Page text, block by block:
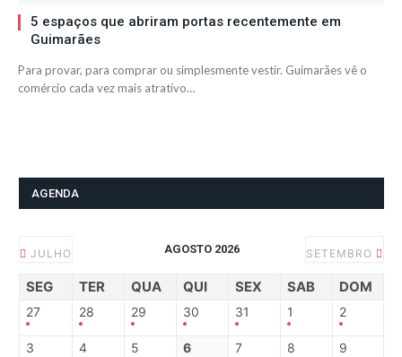
5 espaços que abriram portas recentemente em
Guimarães
Para provar, para comprar ou simplesmente vestir. Guimarães vê o
comércio cada vez mais atrativo…
AGENDA
JULHO AGOSTO 2026 SETEMBRO
SEG TER QUA QUI SEX SAB DOM
27 28 29 30 31 1 2
3 4 5 6 7 8 9